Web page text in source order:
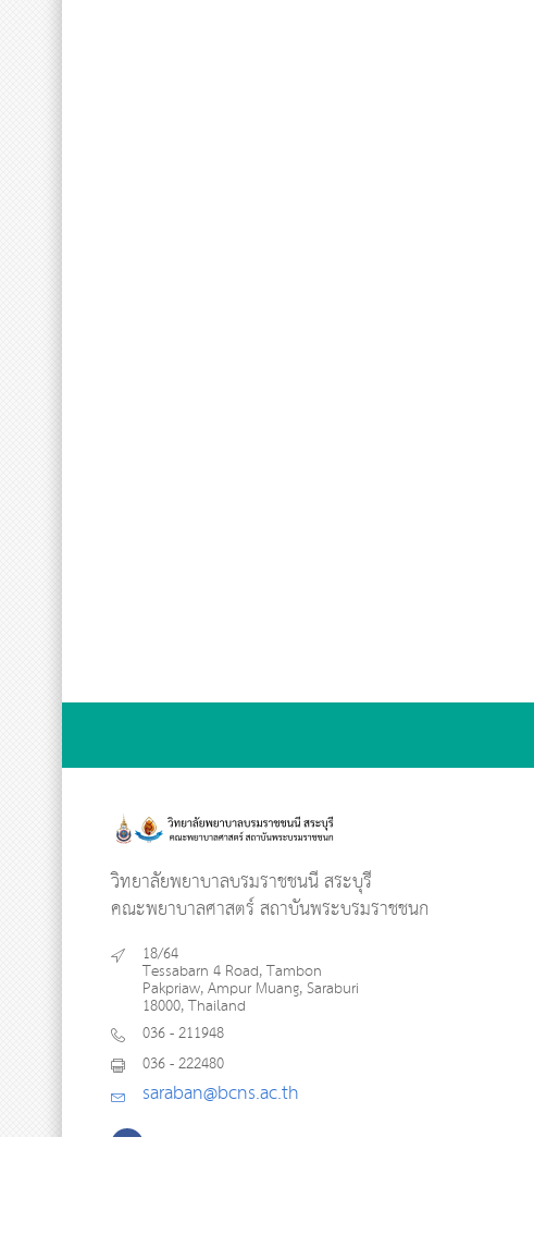
วิทยาลัยพยาบาลบรมราชชนนี สระบุรี
คณะพยาบาลศาสตร์ สถาบันพระบรมราชชนก
18/64
Tessabarn 4 Road, Tambon
Pakpriaw, Ampur Muang, Saraburi
18000, Thailand
036 - 211948
036 - 222480
saraban@bcns.ac.th